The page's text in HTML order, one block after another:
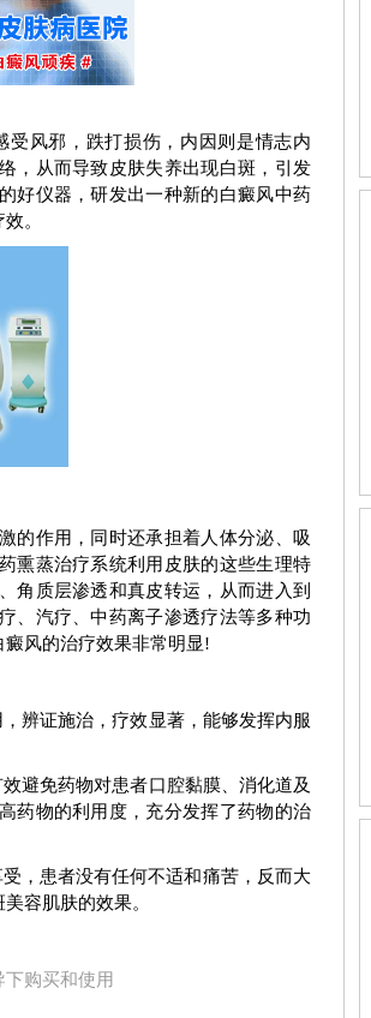
风邪，跌打损伤，内因则是情志内
，从而导致皮肤失养出现白斑，引发
好仪器，研发出一种新的白癜风中药
。
作用，同时还承担着人体分泌、吸
熏蒸治疗系统利用皮肤的这些生理特
角质层渗透和真皮转运，从而进入到
、汽疗、中药离子渗透疗法等多种功
风的治疗效果非常明显!
辨证施治，疗效显著，能够发挥内服
避免药物对患者口腔黏膜、消化道及
药物的利用度，充分发挥了药物的治
，患者没有任何不适和痛苦，反而大
容肌肤的效果。
购买和使用